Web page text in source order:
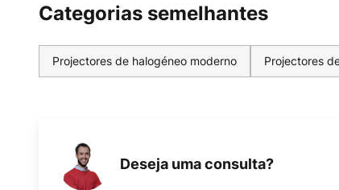
Categorias semelhantes
Projectores de halogéneo moderno Projectores
Deseja uma consulta?